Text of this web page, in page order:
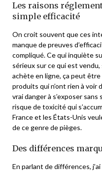
Les raisons
simple efficacité
On croit souvent que ces
manque de preuves
compliqué. Ce qui inquiète
sérieux sur ce qui est
achète en ligne, ça peut
produits qui n’ont rien à voir
vrai danger à s’exposer
risque de toxicité qui
France et les États-Unis
de ce genre de pièges.
Des différences
En parlant de différences,